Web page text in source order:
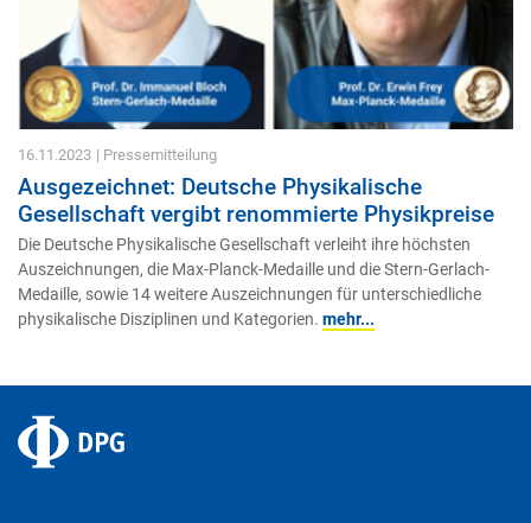
16.11.2023 | Pressemitteilung
Ausgezeichnet: Deutsche Physikalische
Gesellschaft vergibt renommierte Physikpreise
Die Deutsche Physikalische Gesellschaft verleiht ihre höchsten
Auszeichnungen, die Max-Planck-Medaille und die Stern-Gerlach-
Medaille, sowie 14 weitere Auszeichnungen für unterschiedliche
physikalische Disziplinen und Kategorien. mehr...